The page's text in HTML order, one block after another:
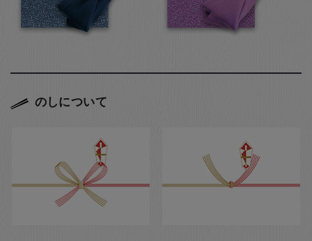
のしについて